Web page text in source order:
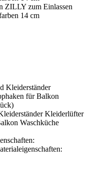
ZILLY zum Einlassen
14 cm
Kleiderlüfter
Waschküche